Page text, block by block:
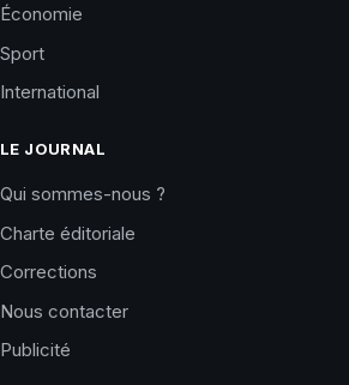
Économie
Sport
International
LE JOURNAL
Qui sommes-nous ?
Charte éditoriale
Corrections
Nous contacter
Publicité